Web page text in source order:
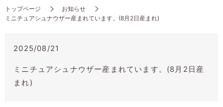
トップページ
お知らせ
ミニチュアシュナウザー産まれています。(8月2日産まれ)
2025/08/21
ミニチュアシュナウザー産まれています。(8月2日産
まれ)